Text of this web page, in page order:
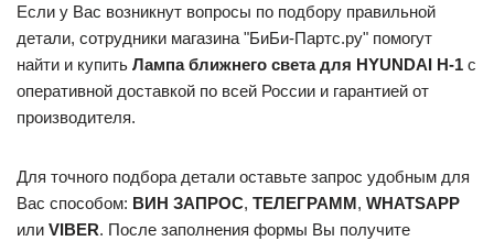
Если у Вас возникнут вопросы по подбору правильной
детали, сотрудники магазина "БиБи-Партс.ру" помогут
найти и купить Лампа ближнего света для HYUNDAI H-1 с
оперативной доставкой по всей России и гарантией от
производителя.
Для точного подбора детали оставьте запрос удобным для
Вас способом: ВИН ЗАПРОС, ТЕЛЕГРАММ, WHATSAPP
или VIBER. После заполнения формы Вы получите